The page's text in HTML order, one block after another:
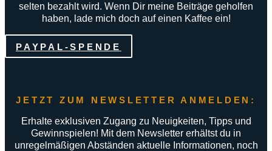
selten bezahlt wird. Wenn Dir meine Beiträge geholfen
haben, lade mich doch auf einen Kaffee ein!
PAYPAL-SPENDE
JETZT ZUM NEWSLETTER ANMELDEN:
Erhalte exklusiven Zugang zu Neuigkeiten, Tipps und
Gewinnspielen! Mit dem Newsletter erhältst du in
unregelmäßigen Abständen aktuelle Informationen, noch